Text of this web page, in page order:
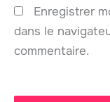
Enregistrer
dans le
commentaire.